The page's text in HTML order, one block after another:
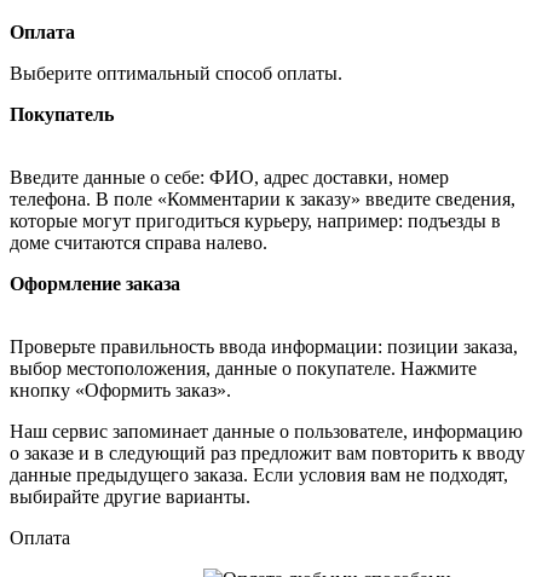
Оплата
Выберите оптимальный способ оплаты.
Покупатель
Введите данные о себе: ФИО, адрес доставки, номер
телефона. В поле «Комментарии к заказу» введите сведения,
которые могут пригодиться курьеру, например: подъезды в
доме считаются справа налево.
Оформление заказа
Проверьте правильность ввода информации: позиции заказа,
выбор местоположения, данные о покупателе. Нажмите
кнопку «Оформить заказ».
Наш сервис запоминает данные о пользователе, информацию
о заказе и в следующий раз предложит вам повторить к вводу
данные предыдущего заказа. Если условия вам не подходят,
выбирайте другие варианты.
Оплата